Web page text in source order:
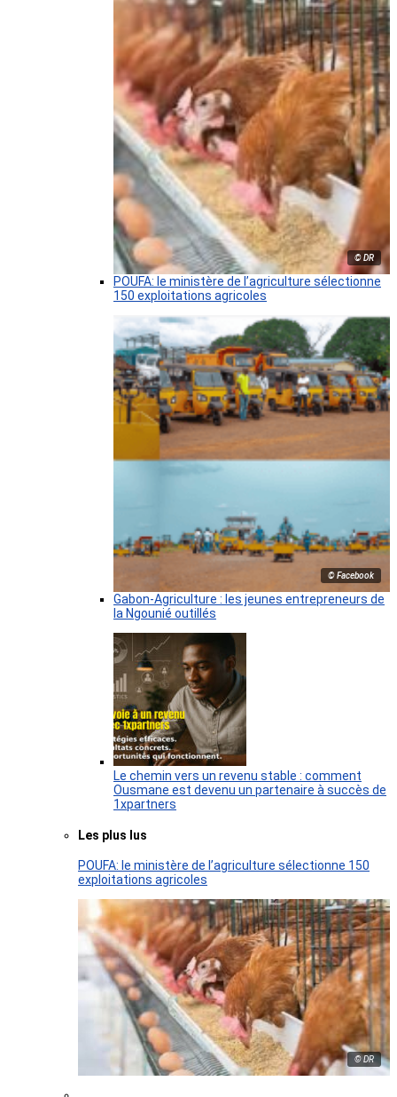
© DR
POUFA: le ministère de l’agriculture sélectionne
150 exploitations agricoles
© Facebook
Gabon-Agriculture : les jeunes entrepreneurs de
la Ngounié outillés
Le chemin vers un revenu stable : comment
Ousmane est devenu un partenaire à succès de
1xpartners
Les plus lus
POUFA: le ministère de l’agriculture sélectionne 150
exploitations agricoles
© DR